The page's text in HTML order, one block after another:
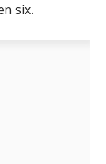
six.